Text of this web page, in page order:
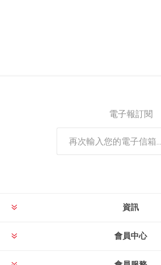
電子報訂閱
資訊
會員中心